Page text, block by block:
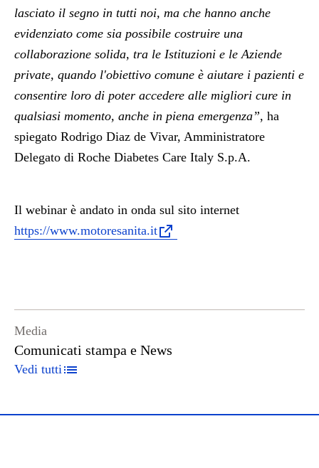
lasciato il segno in tutti noi, ma che hanno anche
evidenziato come sia possibile costruire una
collaborazione solida, tra le Istituzioni e le Aziende
private, quando l'obiettivo comune è aiutare i pazienti e
consentire loro di poter accedere alle migliori cure in
qualsiasi momento, anche in piena emergenza”, ha
spiegato Rodrigo Diaz de Vivar, Amministratore
Delegato di Roche Diabetes Care Italy S.p.A.
Il webinar è andato in onda sul sito internet
https://www.motoresanita.it
Media
Comunicati stampa e News
Vedi tutti